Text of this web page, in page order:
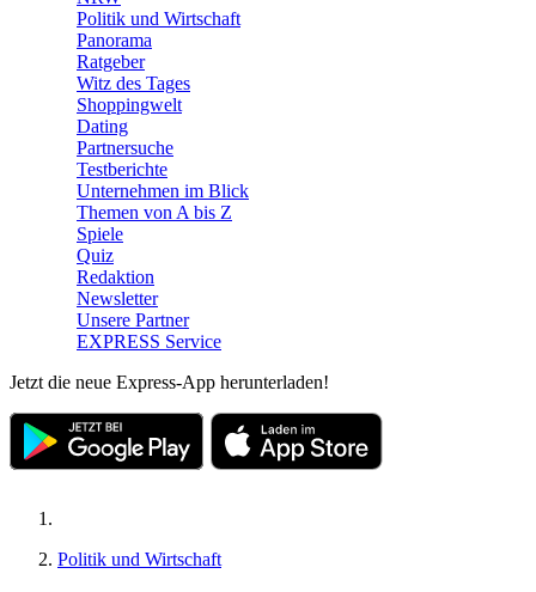
Politik und Wirtschaft
Panorama
Ratgeber
Witz des Tages
Shoppingwelt
Dating
Partnersuche
Testberichte
Unternehmen im Blick
Themen von A bis Z
Spiele
Quiz
Redaktion
Newsletter
Unsere Partner
EXPRESS Service
Jetzt die neue Express-App herunterladen!
Politik und Wirtschaft